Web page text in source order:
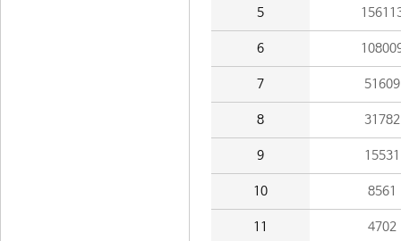
5
6
7 51609
8 31782
9 15531
10 8561
11 4702